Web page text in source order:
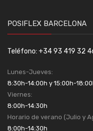
POSIFLEX BARCELONA
Teléfono: +34 93 419 32
Lunes-Jueves:
8:30h-14:00h y 15:00h-
Viernes:
8:00h-14:30h
Horario de verano (Julio y
8:00h-14:30h